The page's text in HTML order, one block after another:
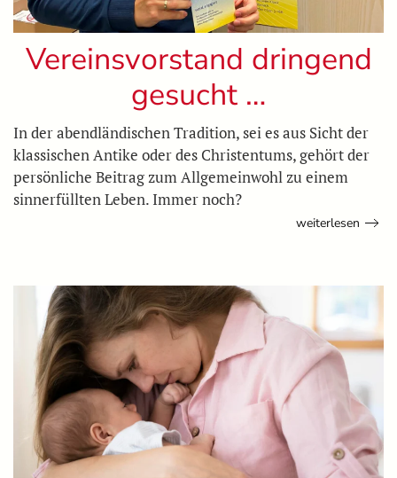
Vereinsvorstand dringend
gesucht …
In der abendländischen Tradition, sei es aus Sicht der
klassischen Antike oder des Christentums, gehört der
persönliche Beitrag zum Allgemeinwohl zu einem
sinnerfüllten Leben. Immer noch?
weiterlesen